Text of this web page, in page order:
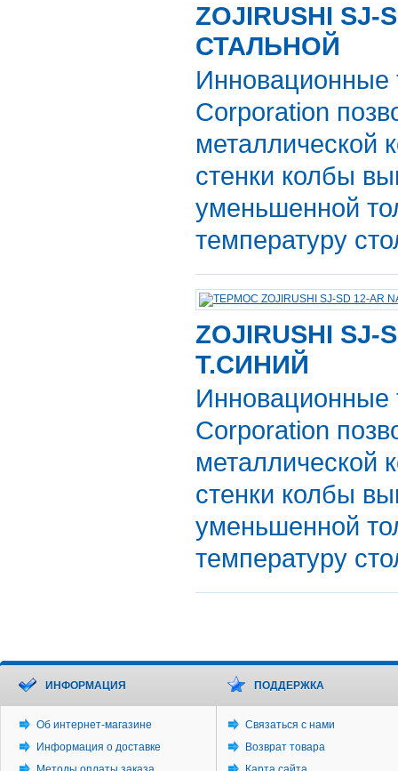
ZOJIRUSHI SJ-
СТАЛЬНОЙ
Инновационные
Corporation
металлической
стенки колбы
уменьшенной
температуру
ZOJIRUSHI SJ-
Т.СИНИЙ
Инновационные
Corporation
металлической
стенки колбы
уменьшенной
температуру
ИНФОРМАЦИЯ
Об интернет-магазине
Информация о доставке
ПОДДЕРЖКА
Связаться с нами
Возврат товара